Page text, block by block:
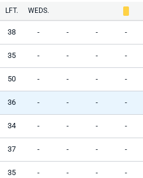
LFT. WEDS.
38 - - - -
35 - - - -
50 - - - -
36 - - - -
34 - - - -
37 - - - -
35 - - - -